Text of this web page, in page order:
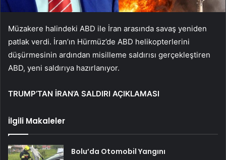
Müzakere halindeki ABD ile İran arasında savaş yeniden
patlak verdi. İran’ın Hürmüz’de ABD helikopterlerini
düşürmesinin ardından misilleme saldırısı gerçekleştiren
ABD, yeni saldırıya hazırlanıyor.
TRUMP’TAN İRAN’A SALDIRI AÇIKLAMASI
İlgili Makaleler
Bolu’da Otomobil Yangını